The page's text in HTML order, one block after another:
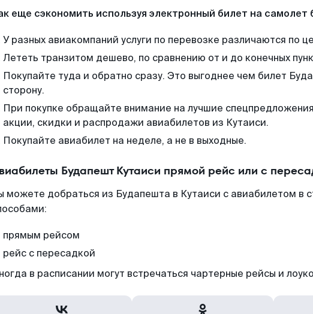
еще сэкономить используя электронный билет на самолет
У разных авиакомпаний услуги по перевозке различаются по
Лететь транзитом дешево, по сравнению от и до конечных
Покупайте туда и обратно сразу. Это выгоднее чем билет
сторону.
При покупке обращайте внимание на лучшие
акции, скидки и распродажи авиабилетов из Кутаиси.
Покупайте авиабилет на неделе, а не в выходные.
Будапешт Кутаиси прямой рейс или с
можете добраться из Будапешта в Кутаиси с авиабилетом в
прямым рейсом
рейс с пересадкой
в расписании могут встречаться чартерные рейсы и